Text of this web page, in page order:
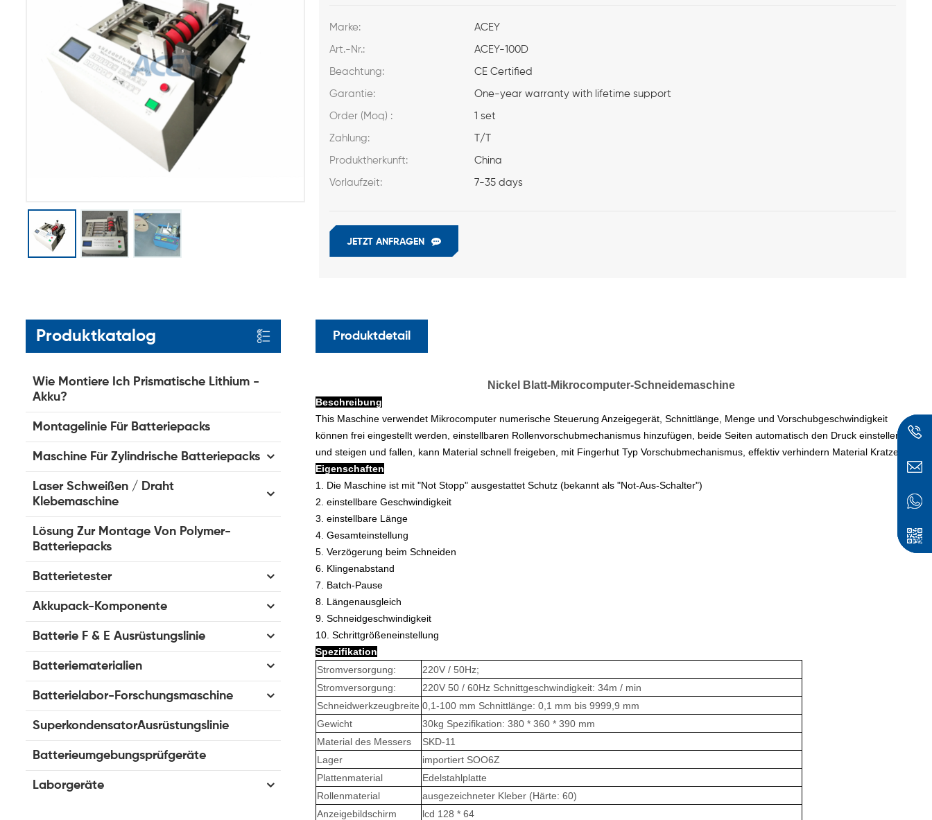
Marke: ACEY
Art.-Nr.: ACEY-100D
Beachtung: CE Certified
Garantie: One-year warranty with lifetime support
Order (Moq) : 1 set
Zahlung: T/T
Produktherkunft: China
Vorlaufzeit: 7-35 days
JETZT ANFRAGEN
Produktkatalog
Wie Montiere Ich Prismatische Lithium -
Akku?
Montagelinie Für Batteriepacks
Maschine Für Zylindrische Batteriepacks
Laser Schweißen / Draht
Klebemaschine
Lösung Zur Montage Von Polymer-
Batteriepacks
Batterietester
Akkupack-Komponente
Batterie F & E Ausrüstungslinie
Batteriematerialien
Batterielabor-Forschungsmaschine
SuperkondensatorAusrüstungslinie
Batterieumgebungsprüfgeräte
Laborgeräte
Produktdetail
Nickel Blatt-Mikrocomputer-Schneidemaschine
Beschreibung
This Maschine verwendet Mikrocomputer numerische Steuerung Anzeigegerät, Schnittlänge, Menge und Vorschubgeschwindigkeit
können frei eingestellt werden, einstellbaren Rollenvorschubmechanismus hinzufügen, beide Seiten automatisch den Druck einstellen
und steigen und fallen, kann Material schnell freigeben, mit Fingerhut Typ Vorschubmechanismus, effektiv verhindern Material Kratzer.
Eigenschaften
1. Die Maschine ist mit "Not Stopp" ausgestattet Schutz (bekannt als "Not-Aus-Schalter")
2. einstellbare Geschwindigkeit
3. einstellbare Länge
4. Gesamteinstellung
5. Verzögerung beim Schneiden
6. Klingenabstand
7. Batch-Pause
8. Längenausgleich
9. Schneidgeschwindigkeit
10. Schrittgrößeneinstellung
Spezifikation
Stromversorgung:
220V / 50Hz;
Stromversorgung:
220V 50 / 60Hz Schnittgeschwindigkeit: 34m / min
Schneidwerkzeugbreite 0,1-100 mm Schnittlänge: 0,1 mm bis 9999,9 mm
Gewicht
30kg Spezifikation: 380 * 360 * 390 mm
Material des Messers
SKD-11
Lager
importiert SOO6Z
Plattenmaterial
Edelstahlplatte
Rollenmaterial
ausgezeichneter Kleber (Härte: 60)
Anzeigebildschirm
lcd 128 * 64